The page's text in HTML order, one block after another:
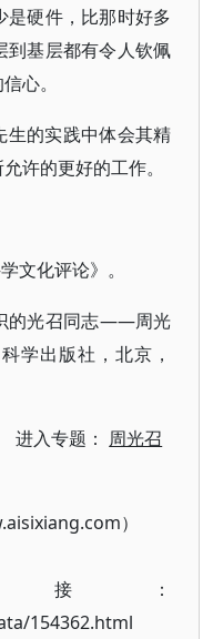
是硬件，比那时好多
到基层都有令人钦佩
心。
生的实践中体会其精
许的更好的工作。
文化评论》。
的光召同志——周光
学出版社，北京，
进入专题： 周光召
）
：
154362.html